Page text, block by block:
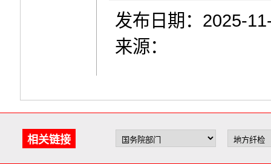
发布日期：2025-
来源：
相关链接